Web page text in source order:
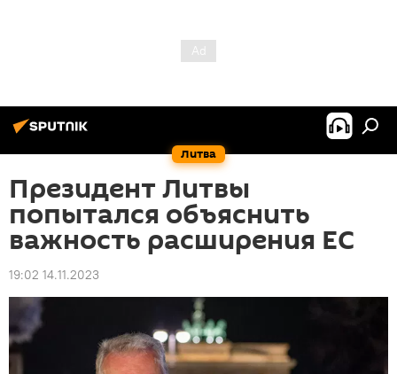
Литва
Президент Литвы
попытался объяснить
важность расширения ЕС
19:02 14.11.2023